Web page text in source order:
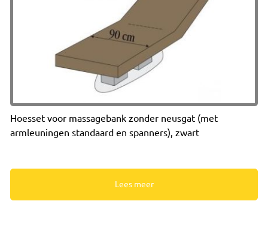
Hoesset voor massagebank zonder neusgat (met
armleuningen standaard en spanners), zwart
Lees meer